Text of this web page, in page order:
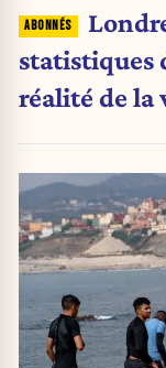
statistiques
réalité de la